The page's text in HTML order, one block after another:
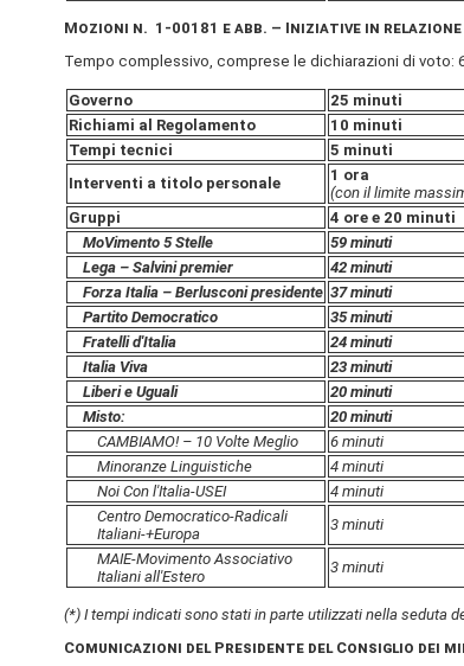
Mozioni n. 1-00181 e abb. – Iniziative in
Tempo complessivo, comprese le dichiarazioni di voto:
Governo
25 minuti
Richiami al Regolamento
10 minuti
Tempi tecnici
5 minuti
Interventi a titolo personale
1 ora
(con il limite
Gruppi
4 ore e 20 minuti
MoVimento 5 Stelle
59 minuti
Lega – Salvini premier
42 minuti
Forza Italia – Berlusconi presidente 37 minuti
Partito Democratico
35 minuti
Fratelli d'Italia
24 minuti
Italia Viva
23 minuti
Liberi e Uguali
20 minuti
Misto:
20 minuti
CAMBIAMO! – 10 Volte Meglio
6 minuti
Minoranze Linguistiche
4 minuti
Noi Con l'Italia-USEI
4 minuti
Centro Democratico-Radicali
Italiani-+Europa
3 minuti
MAIE-Movimento Associativo
Italiani all'Estero
3 minuti
(*) I tempi indicati sono stati in parte utilizzati nella seduta
Comunicazioni del Presidente del Consiglio dei